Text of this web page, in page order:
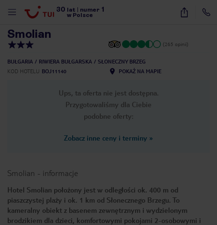
30 lat numer 1
w Polsce
9
Smolian
(265 opinii)
BUŁGARIA RIWIERA BUŁGARSKA
SŁONECZNY BRZEG
KOD HOTELU BOJ11140 POKAŻ NA MAPIE
Ups, ta oferta nie jest dostępna.
Przygotowaliśmy dla Ciebie
podobne oferty:
Zobacz inne ceny i terminy »
Smolian - informacje
Hotel Smolian położony jest w odległości ok. 400 m od
piaszczystej plaży i ok. 1 km od Słonecznego Brzegu. To
kameralny obiekt z basenem zewnętrznym i wydzielonym
brodzikiem dla dzieci, komfortowymi pokojami 2-osobowymi i